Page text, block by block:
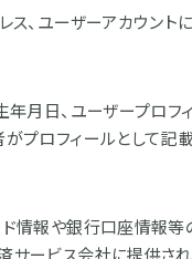
ス、ユーザーアカウン
年月日、ユーザープロ
プロフィールとして記
ド情報や銀行口座情報
ービス会社に提供さ